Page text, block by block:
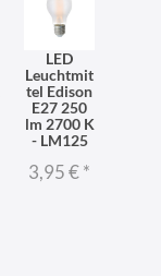
LED
Leuchtmit
tel Edison
E27 250
lm 2700 K
- LM125
3,95 €*